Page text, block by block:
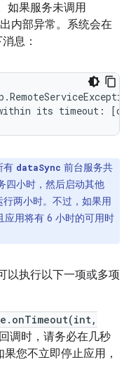
如果服务未调用
内部异常。系统会在
息：
有 dataSync 前台服务共
四小时，然后启动其他
两小时。不过，如果用
应用将有 6 小时的可用时
以执行以下一项或多项
调时，请务必在几秒
果您不立即停止应用，